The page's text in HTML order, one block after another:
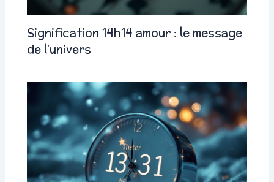
Signification 14h14 amour : le message
de l’univers